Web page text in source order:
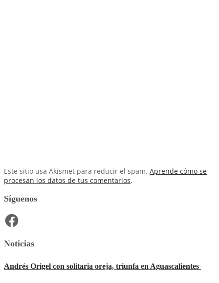
Este sitio usa Akismet para reducir el spam. Aprende cómo se
procesan los datos de tus comentarios.
Síguenos
Facebook
Noticias
Andrés Origel con solitaria oreja, triunfa en Aguascalientes